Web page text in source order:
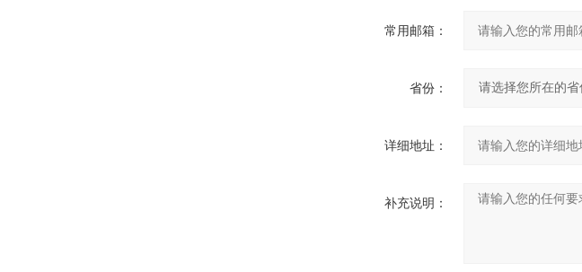
常用邮箱：
省份：
详细地址：
补充说明：